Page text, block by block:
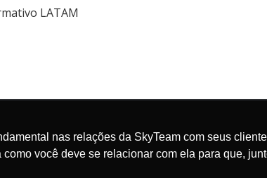
nas relações da SkyTeam com seus
como você deve se relacionar com ela para que,
LATAM